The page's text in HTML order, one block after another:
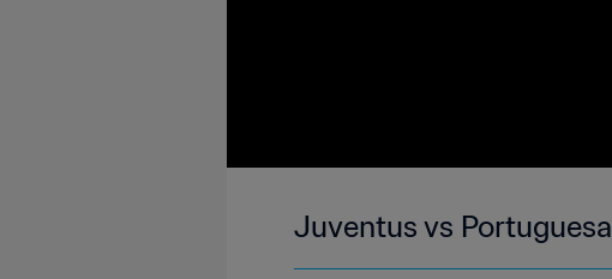
Juventus vs Portuguesa